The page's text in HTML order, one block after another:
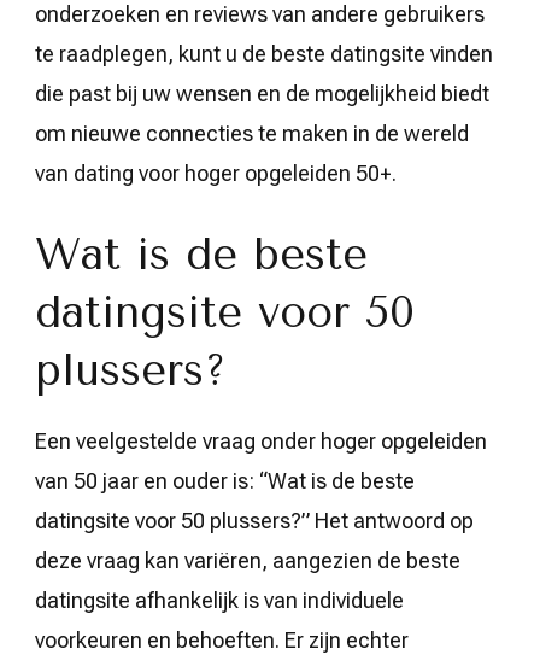
onderzoeken en reviews van andere gebruikers
te raadplegen, kunt u de beste datingsite vinden
die past bij uw wensen en de mogelijkheid biedt
om nieuwe connecties te maken in de wereld
van dating voor hoger opgeleiden 50+.
Wat is de beste
datingsite voor 50
plussers?
Een veelgestelde vraag onder hoger opgeleiden
van 50 jaar en ouder is: “Wat is de beste
datingsite voor 50 plussers?” Het antwoord op
deze vraag kan variëren, aangezien de beste
datingsite afhankelijk is van individuele
voorkeuren en behoeften. Er zijn echter